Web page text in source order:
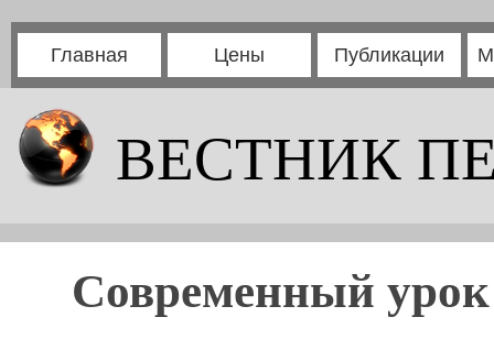
Главная Цены Публикации
ВЕСТНИК
Современный